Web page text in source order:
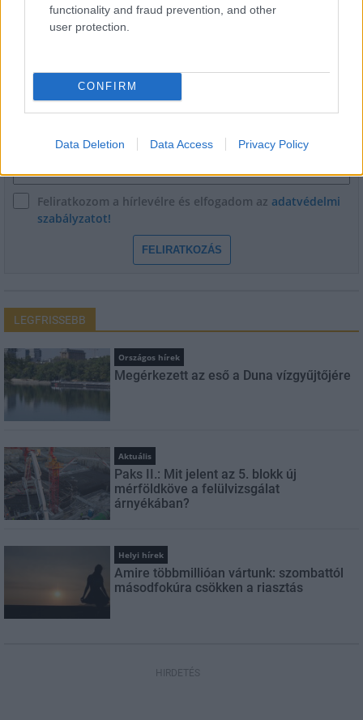
functionality and fraud prevention, and other
user protection.
CONFIRM
Data Deletion Data Access Privacy Policy
E-mail cím
Feliratkozom a hírlevélre és elfogadom az adatvédelmi
szabályzatot!
FELIRATKOZÁS
LEGFRISSEBB
Országos hírek
Megérkezett az eső a Duna vízgyűjtőjére
Aktuális
Paks II.: Mit jelent az 5. blokk új
mérföldköve a felülvizsgálat
árnyékában?
Helyi hírek
Amire többmillióan vártunk: szombattól
másodfokúra csökken a riasztás
HIRDETÉS